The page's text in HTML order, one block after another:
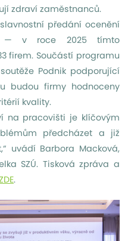
zdraví zaměstnanců.
předání ocenění
— v roce 2025 tímto
firem. Součástí programu
Podnik podporující
budou firmy hodnoceny
kvality.
na pracovišti je klíčovým
předcházet a již
uvádí Barbora Macková,
SZÚ. Tisková zpráva a
.